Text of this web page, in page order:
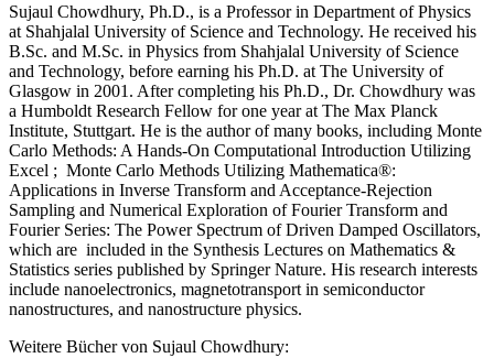
Sujaul Chowdhury, Ph.D., is a Professor in Department of Physics
at Shahjalal University of Science and Technology. He received his
B.Sc. and M.Sc. in Physics from Shahjalal University of Science
and Technology, before earning his Ph.D. at The University of
Glasgow in 2001. After completing his Ph.D., Dr. Chowdhury was
a Humboldt Research Fellow for one year at The Max Planck
Institute, Stuttgart. He is the author of many books, including Monte
Carlo Methods: A Hands-On Computational Introduction Utilizing
Excel ; Monte Carlo Methods Utilizing Mathematica®:
Applications in Inverse Transform and Acceptance-Rejection
Sampling and Numerical Exploration of Fourier Transform and
Fourier Series: The Power Spectrum of Driven Damped Oscillators,
which are included in the Synthesis Lectures on Mathematics &
Statistics series published by Springer Nature. His research interests
include nanoelectronics, magnetotransport in semiconductor
nanostructures, and nanostructure physics.
Weitere Bücher von Sujaul Chowdhury: